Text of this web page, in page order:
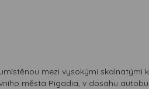
mezi vysokými
města Pigadia, v dosahu